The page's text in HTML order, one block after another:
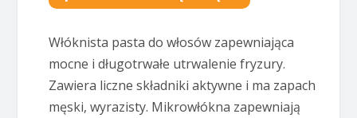
Włóknista pasta do włosów zapewniająca
mocne i długotrwałe utrwalenie fryzury.
Zawiera liczne składniki aktywne i ma zapach
męski, wyrazisty. Mikrowłókna zapewniają